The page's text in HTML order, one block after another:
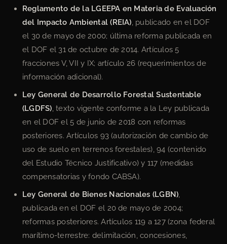
Reglamento de la LGEEPA en Materia de Evaluación
del Impacto Ambiental (REIA) , publicado en el DOF
el 30 de mayo de 2000; última reforma publicada en
el DOF el 31 de octubre de 2014. Artículos 5
fracciones V, VII y IX; artículo 26 (requerimientos de
información adicional).
Ley General de Desarrollo Forestal Sustentable
(LGDFS) , texto vigente conforme a la Ley publicada
en el DOF el 5 de junio de 2018 con reformas
posteriores. Artículos 93 (autorización de cambio de
uso de suelo en terrenos forestales), 94 (contenido
del Estudio Técnico Justificativo) y 117 (medidas
compensatorias y fondo CABSA).
Ley General de Bienes Nacionales (LGBN)
publicada en el DOF el 20 de mayo de 2004;
reformas posteriores. Artículos 119 a 127 (zona federal
marítimo-terrestre: delimitación, concesiones,